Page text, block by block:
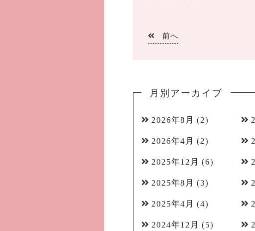
前へ
月別アーカイブ
2026年8月 (2)
2026年4月 (2)
2025年12月 (6)
2025年8月 (3)
2025年4月 (4)
2024年12月 (5)